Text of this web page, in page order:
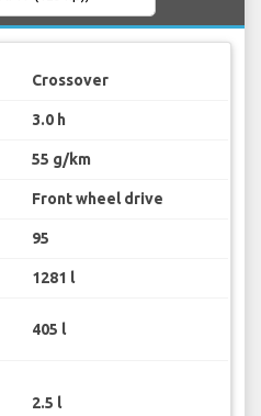
Crossover
3.0 h
55 g/km
Front wheel drive
95
1281 l
405 l
2.5 l